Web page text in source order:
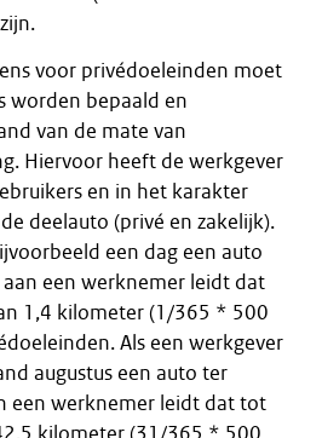
voor privédoeleinden moet
worden bepaald en
van de mate van
Hiervoor heeft de werkgever
en in het karakter
deelauto (privé en zakelijk).
een dag een auto
een werknemer leidt dat
1,4 kilometer (1/365 * 500
Als een werkgever
augustus een auto ter
een werknemer leidt dat tot